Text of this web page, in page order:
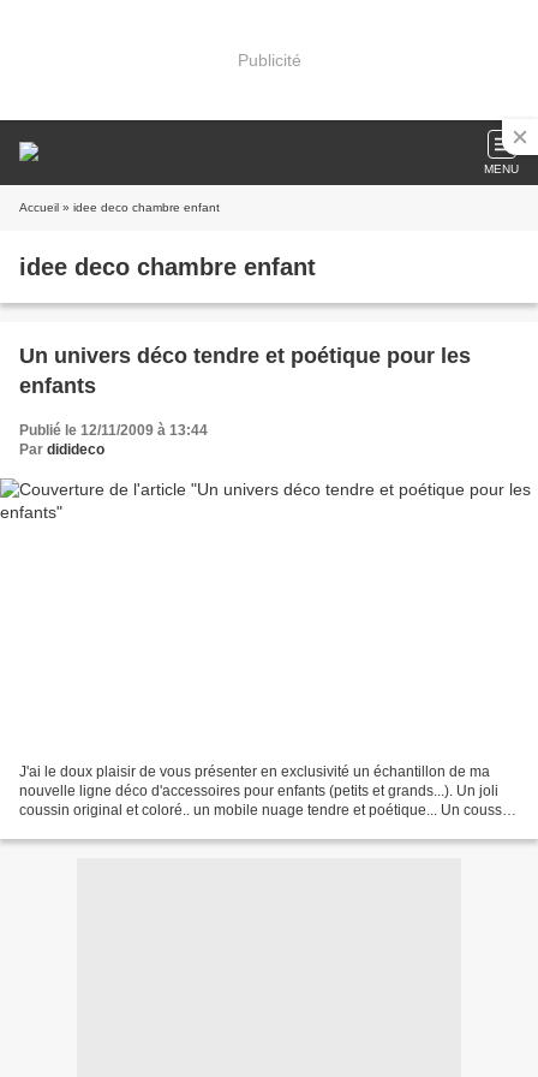
Publicité
MENU
Accueil » idee deco chambre enfant
idee deco chambre enfant
Un univers déco tendre et poétique pour les
enfants
Publié le 12/11/2009 à 13:44
Par didideco
J'ai le doux plaisir de vous présenter en exclusivité un échantillon de ma
nouvelle ligne déco d'accessoires pour enfants (petits et grands...). Un joli
coussin original et coloré.. un mobile nuage tendre et poétique... Un coussin